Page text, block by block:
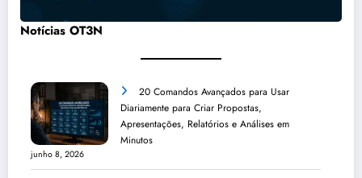
Notícias OT3N
20 Comandos Avançados para Usar
Diariamente para Criar Propostas,
Apresentações, Relatórios e Análises em
Minutos
junho 8, 2026